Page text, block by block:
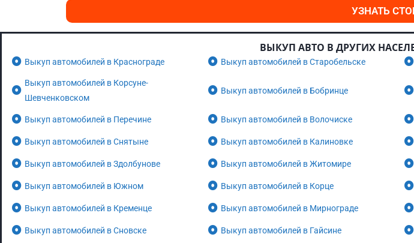
УЗНАТЬ
ВЫКУП АВТО В ДРУГИХ
Выкуп автомобилей в Краснограде Выкуп автомобилей в Старобельске
Выкуп автомобилей в Корсуне-
Шевченковском
Выкуп автомобилей в Бобринце
Выкуп автомобилей в Перечине Выкуп автомобилей в Волочиске
Выкуп автомобилей в Снятыне Выкуп автомобилей в Калиновке
Выкуп автомобилей в Здолбунове Выкуп автомобилей в Житомире
Выкуп автомобилей в Южном Выкуп автомобилей в Корце
Выкуп автомобилей в Кременце Выкуп автомобилей в Мирнограде
Выкуп автомобилей в Сновске Выкуп автомобилей в Гайсине